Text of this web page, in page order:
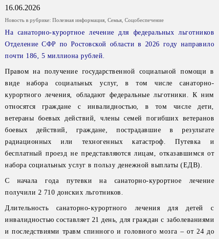
16.06.2026
Новость в рубрике: Полезная информация Семья Соцобеспечение
На санаторно-курортное лечение для федеральных льготников
Отделение СФР по Ростовской области в 2026 году направило
почти 186, 5 миллиона рублей.
Правом на получение государственной социальной помощи в
виде набора социальных услуг, в том числе санаторно-
курортного лечения, обладают федеральные льготники. К ним
относятся граждане с инвалидностью, в том числе дети,
ветераны боевых действий, члены семей погибших ветеранов
боевых действий, граждане, пострадавшие в результате
радиационных или техногенных катастроф. Путевка и
бесплатный проезд не представляются лицам, отказавшимся от
набора социальных услуг в пользу денежной выплаты (ЕДВ).
С начала года путевки на санаторно-курортное лечение
получили 2 710 донских льготников.
Длительность санаторно-курортного лечения для детей с
инвалидностью составляет 21 день, для граждан с заболеваниями
и последствиями травм спинного и головного мозга – от 24 до